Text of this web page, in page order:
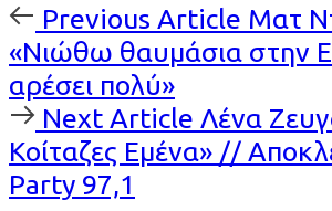
Previous
Article
Previous Article Ματ
«Νιώθω θαυμάσια στην
αρέσει πολύ»
Next
Article
Next Article Λένα
Κοίταζες Εμένα» //
Party 97,1